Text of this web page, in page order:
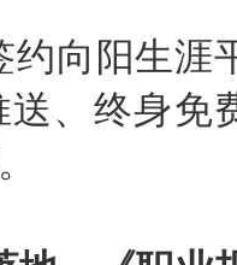
约向阳生涯
、终身免